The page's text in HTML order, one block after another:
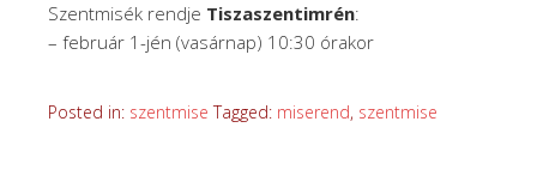
Szentmisék rendje Tiszaszentimrén:
– február 1-jén (vasárnap) 10:30 órakor
Posted in: szentmise Tagged: miserend, szentmise